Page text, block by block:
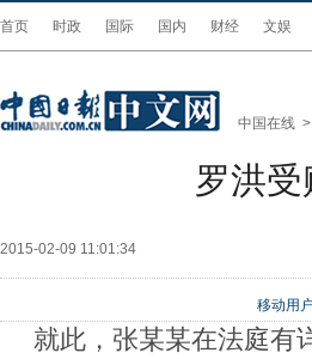
首页 时政 国际 国内 财经 文娱
中国在线 >
罗洪受
2015-02-09 11:01:34
移动用
就此，张某某在法庭有